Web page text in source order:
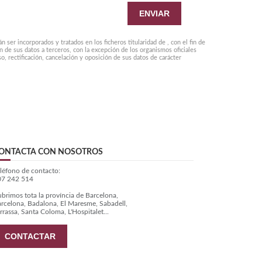
ENVIAR
ser incorporados y tratados en los ficheros titularidad de , con el fin de
sus datos a terceros, con la excepción de los organismos oficiales
rectificación, cancelación y oposición de sus datos de carácter
CON NOSOTROS
de contacto:
242 514
tota la proví­ncia de Barcelona,
Badalona, El Maresme, Sabadell,
Santa Coloma, L'Hospitalet...
CONTACTAR